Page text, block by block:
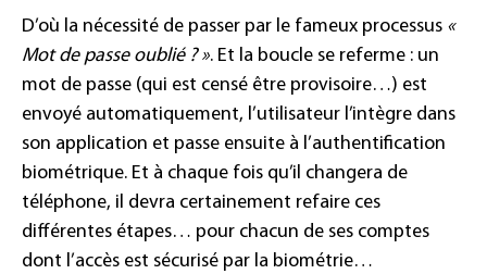
D’où la nécessité de passer par le fameux processus «
Mot de passe oublié ? ». Et la boucle se referme : un
mot de passe (qui est censé être provisoire…) est
envoyé automatiquement, l’utilisateur l’intègre dans
son application et passe ensuite à l’authentification
biométrique. Et à chaque fois qu’il changera de
téléphone, il devra certainement refaire ces
différentes étapes… pour chacun de ses comptes
dont l’accès est sécurisé par la biométrie…